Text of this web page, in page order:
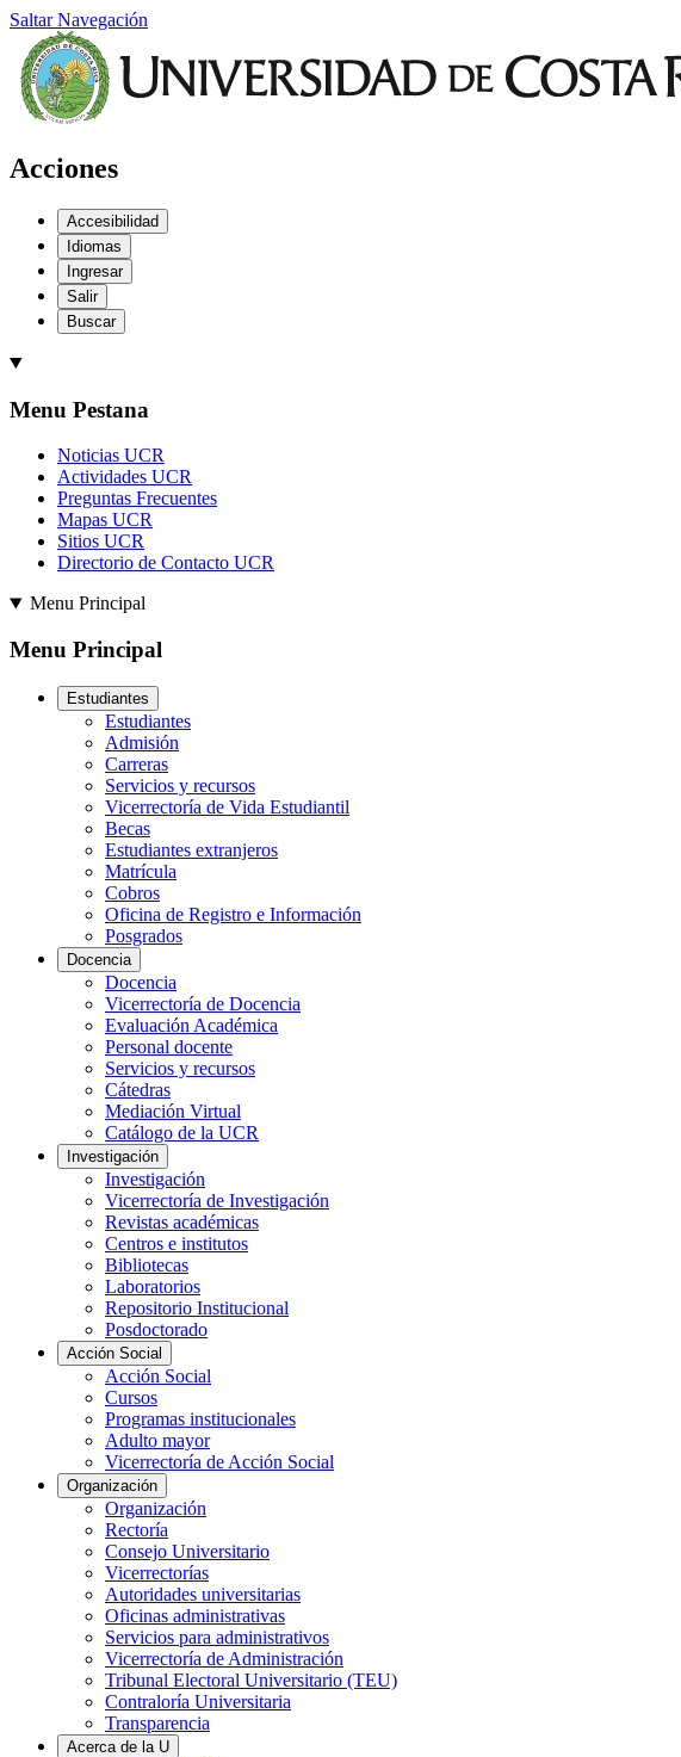
Saltar Navegación
Acciones
Accesibilidad
Idiomas
Ingresar
Salir
Buscar
Menu Pestana
Noticias UCR
Actividades UCR
Preguntas Frecuentes
Mapas UCR
Sitios UCR
Directorio de Contacto UCR
Menu Principal
Menu Principal
Estudiantes
Estudiantes
Admisión
Carreras
Servicios y recursos
Vicerrectoría de Vida Estudiantil
Becas
Estudiantes extranjeros
Matrícula
Cobros
Oficina de Registro e Información
Posgrados
Docencia
Docencia
Vicerrectoría de Docencia
Evaluación Académica
Personal docente
Servicios y recursos
Cátedras
Mediación Virtual
Catálogo de la UCR
Investigación
Investigación
Vicerrectoría de Investigación
Revistas académicas
Centros e institutos
Bibliotecas
Laboratorios
Repositorio Institucional
Posdoctorado
Acción Social
Acción Social
Cursos
Programas institucionales
Adulto mayor
Vicerrectoría de Acción Social
Organización
Organización
Rectoría
Consejo Universitario
Vicerrectorías
Autoridades universitarias
Oficinas administrativas
Servicios para administrativos
Vicerrectoría de Administración
Tribunal Electoral Universitario (TEU)
Contraloría Universitaria
Transparencia
Acerca de la U